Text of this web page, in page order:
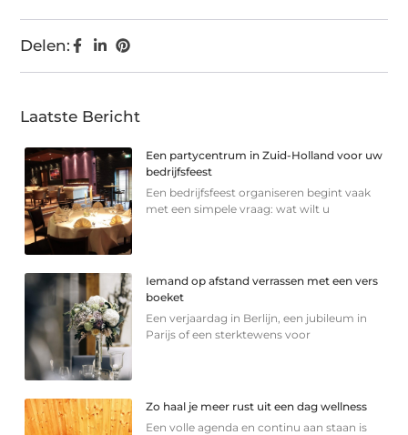
Delen:
Laatste Bericht
Een partycentrum in Zuid-Holland voor uw
bedrijfsfeest
Een bedrijfsfeest organiseren begint vaak
met een simpele vraag: wat wilt u
Iemand op afstand verrassen met een vers
boeket
Een verjaardag in Berlijn, een jubileum in
Parijs of een sterkte­wens voor
Zo haal je meer rust uit een dag wellness
Een volle agenda en continu aan staan is